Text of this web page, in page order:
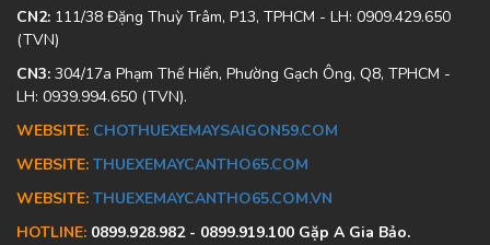
CN2: 111/38 Đặng Thuỳ Trâm, P13, TPHCM - LH: 0909.429.650
(TVN)
CN3: 304/17a Phạm Thế Hiển, Phường Gạch Ông, Q8, TPHCM -
LH: 0939.994.650 (TVN).
WEBSITE: CHOTHUEXEMAYSAIGON59.COM
WEBSITE: THUEXEMAYCANTHO65.COM
WEBSITE: THUEXEMAYCANTHO65.COM.VN
HOTLINE: 0899.928.982 - 0899.919.100 Gặp A Gia Bảo.